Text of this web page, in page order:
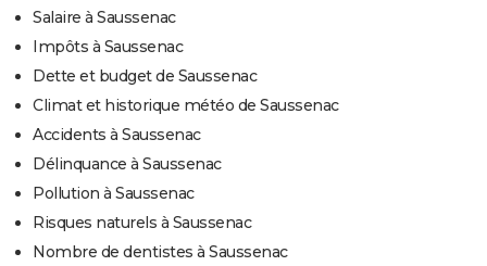
Salaire à Saussenac
Impôts à Saussenac
Dette et budget de Saussenac
Climat et historique météo de Saussenac
Accidents à Saussenac
Délinquance à Saussenac
Pollution à Saussenac
Risques naturels à Saussenac
Nombre de dentistes à Saussenac